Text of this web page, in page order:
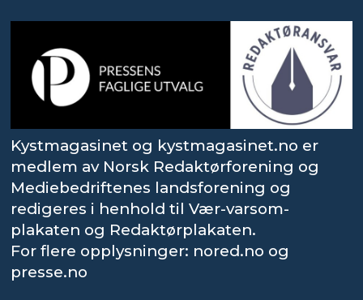
Kystmagasinet og kystmagasinet.no er
medlem av Norsk Redaktørforening og
Mediebedriftenes landsforening og
redigeres i henhold til Vær-varsom-
plakaten og Redaktørplakaten.
For flere opplysninger: nored.no og
presse.no